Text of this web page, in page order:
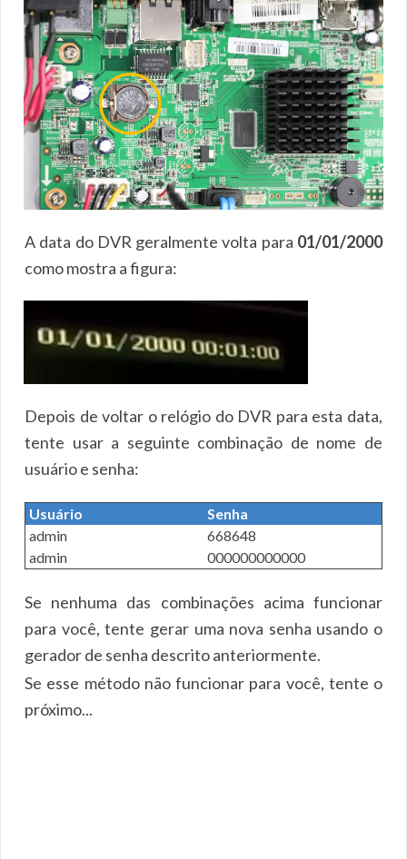
A data do DVR geralmente volta para 01/01/2000
como mostra a figura:
Depois de voltar o relógio do DVR para esta data,
tente usar a seguinte combinação de nome de
usuário e senha:
Usuário
Senha
admin
668648
admin
000000000000
Se nenhuma das combinações acima funcionar
para você, tente gerar uma nova senha usando o
gerador de senha descrito anteriormente.
Se esse método não funcionar para você, tente o
próximo...